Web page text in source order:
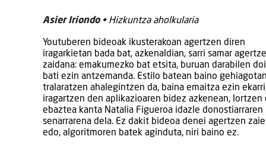
Asier Iriondo •Hizkuntza aholkularia
Youtuberen bideoak ikusterakoan agertzen diren
iragarkietan bada bat, azkenaldian, sarri samar
zaidana: emakumezko bat etsita, buruan darabilen
bati ezin antzemanda. Estilo batean baino gehiagotan
tralaratzen ahalegintzen da, baina emaitza ezin
iragartzen den aplikazioaren bidez azkenean, lortzen
ebaztea kanta Natalia Figueroa idazle donostiarraren
senarrarena dela. Ez dakit bideoa denei agertzen
edo, algoritmoren batek aginduta, niri baino ez.